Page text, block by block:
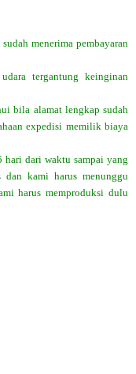
menerima pembayaran
tergantung keinginan
bila alamat lengkap sudah
expedisi memilik biaya
hari dari waktu sampai yang
kami harus menunggu
harus memproduksi dulu